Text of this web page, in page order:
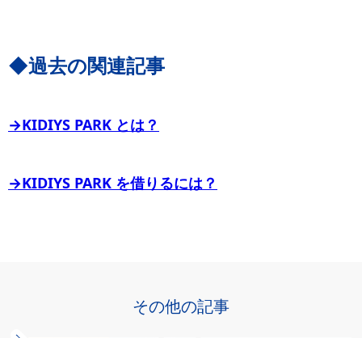
◆過去の関連記事
→KIDIYS PARK とは？
→KIDIYS PARK を借りるには？
その他の記事